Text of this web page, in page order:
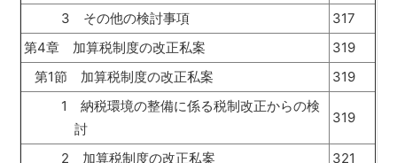
3 その他の検討事項
317
第4章 加算税制度の改正私案
319
第1節 加算税制度の改正私案
319
1 納税環境の整備に係る税制改正からの検
討
319
2 加算税制度の改正私案
321